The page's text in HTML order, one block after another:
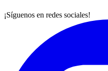
¡Síguenos en redes sociales!